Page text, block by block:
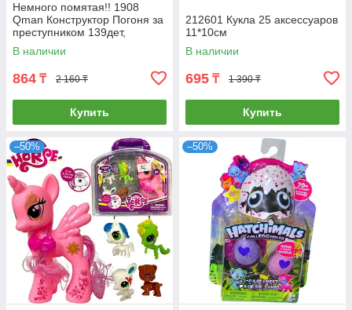
Немного помятая!! 1908
Qman Конструктор Погоня за
преступником 139дет,
30*18см
В наличии
864 ₸ 2 160 ₸
Купить
212601 Кукла 25 аксессуаров
11*10см
В наличии
695 ₸ 1 390 ₸
Купить
–50% –50%